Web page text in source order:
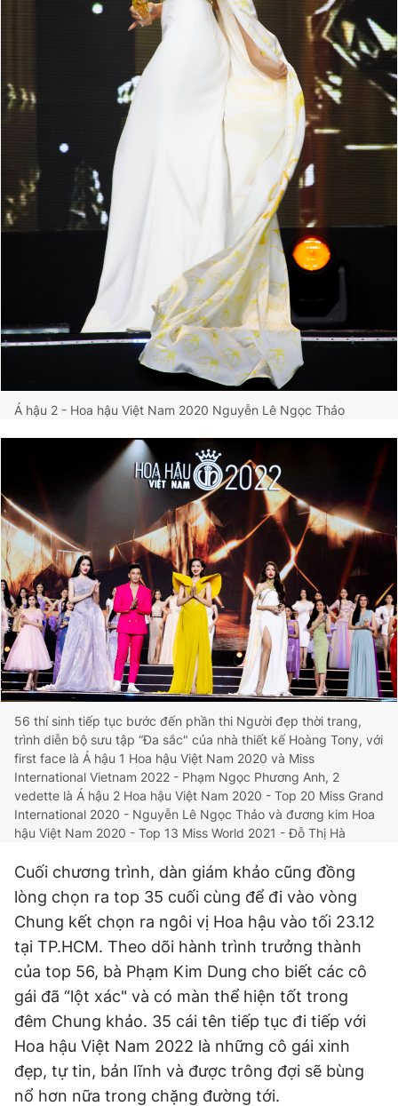
Á hậu 2 - Hoa hậu Việt Nam 2020 Nguyễn Lê Ngọc Thảo
56 thí sinh tiếp tục bước đến phần thi Người đẹp thời trang,
trình diễn bộ sưu tập “Đa sắc" của nhà thiết kế Hoàng Tony, với
first face là Á hậu 1 Hoa hậu Việt Nam 2020 và Miss
International Vietnam 2022 - Phạm Ngọc Phương Anh, 2
vedette là Á hậu 2 Hoa hậu Việt Nam 2020 - Top 20 Miss Grand
International 2020 - Nguyễn Lê Ngọc Thảo và đương kim Hoa
hậu Việt Nam 2020 - Top 13 Miss World 2021 - Đỗ Thị Hà
Cuối chương trình, dàn giám khảo cũng đồng
lòng chọn ra top 35 cuối cùng để đi vào vòng
Chung kết chọn ra ngôi vị Hoa hậu vào tối 23.12
tại TP.HCM. Theo dõi hành trình trưởng thành
của top 56, bà Phạm Kim Dung cho biết các cô
gái đã “lột xác" và có màn thể hiện tốt trong
đêm Chung khảo. 35 cái tên tiếp tục đi tiếp với
Hoa hậu Việt Nam 2022 là những cô gái xinh
đẹp, tự tin, bản lĩnh và được trông đợi sẽ bùng
nổ hơn nữa trong chặng đường tới.